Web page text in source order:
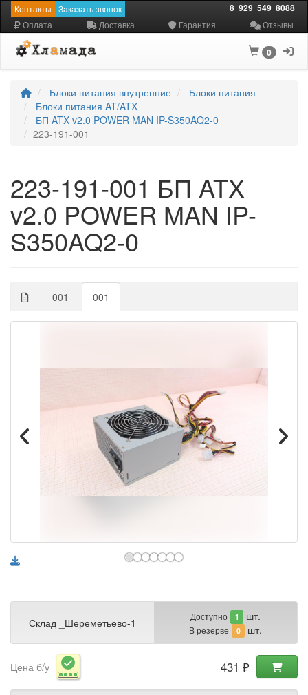
Контакты Заказать звонок 8 929 549 8088
Оплата Доставка Гарантия Отзывы
0
Блоки питания внутренние
Блоки питания
Блоки питания AT/ATX
БП ATX v2.0 POWER MAN IP-S350AQ2-0
223-191-001
223-191-001 БП ATX
v2.0 POWER MAN IP-
S350AQ2-0
001 001
Склад _Шереметьево-1 Доступно 1 шт.
В резерве 0 шт.
Цена б/у 431 ₽